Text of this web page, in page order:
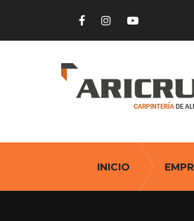
INICIO